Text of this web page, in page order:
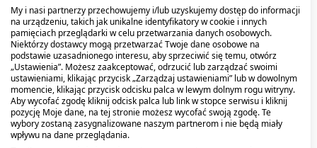
Vinilinum, balsam
Szostakowskiego, 100 g
Alantan Plus, (20 mg + 50
My i nasi partnerzy przechowujemy i/lub uzyskujemy dostęp do informacji
na urządzeniu, takich jak unikalne identyfikatory w cookie i innych
pamięciach przeglądarki w celu przetwarzania danych osobowych.
Niektórzy dostawcy mogą przetwarzać Twoje dane osobowe na
podstawie uzasadnionego interesu, aby sprzeciwić się temu, otwórz
„Ustawienia”. Możesz zaakceptować, odrzucić lub zarządzać swoimi
ustawieniami, klikając przycisk „Zarządzaj ustawieniami” lub w dowolnym
momencie, klikając przycisk odcisku palca w lewym dolnym rogu witryny.
Aby wycofać zgodę kliknij odcisk palca lub link w stopce serwisu i kliknij
pozycję Moje dane, na tej stronie możesz wycofać swoją zgodę. Te
wybory zostaną zasygnalizowane naszym partnerom i nie będą miały
wpływu na dane przeglądania.